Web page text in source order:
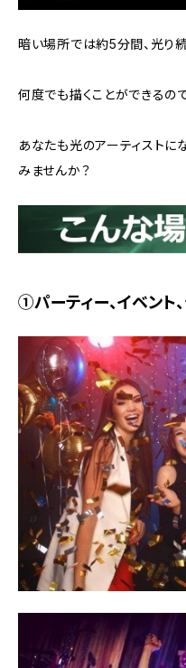
暗い場所では約5分間、光り続
何度でも描くことができるの
あなたも光のアーティストに
みませんか？
①パーティー、イベント、